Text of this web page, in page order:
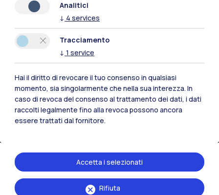
Polimi Community
Tutti i siti dell’ecosistema
Residenze Frontiere
Analitici
↓ 4 services
Tracciamento
↓ 1 service
Hai il diritto di revocare il tuo consenso in qualsiasi
momento, sia singolarmente che nella sua interezza. In
caso di revoca del consenso al trattamento dei dati, i dati
raccolti legalmente fino alla revoca possono ancora
essere trattati dal fornitore.
Rifiuta
Accetta i selezionati